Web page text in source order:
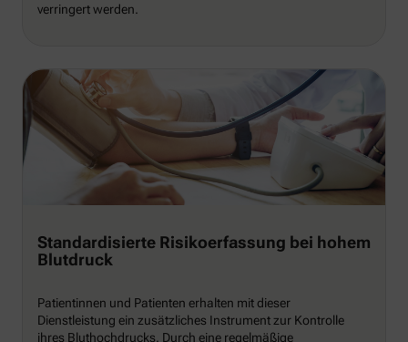
verringert werden.
Standardisierte Risikoerfassung bei hohem
Blutdruck
Patientinnen und Patienten erhalten mit dieser
Dienstleistung ein zusätzliches Instrument zur Kontrolle
ihres Bluthochdrucks. Durch eine regelmäßige